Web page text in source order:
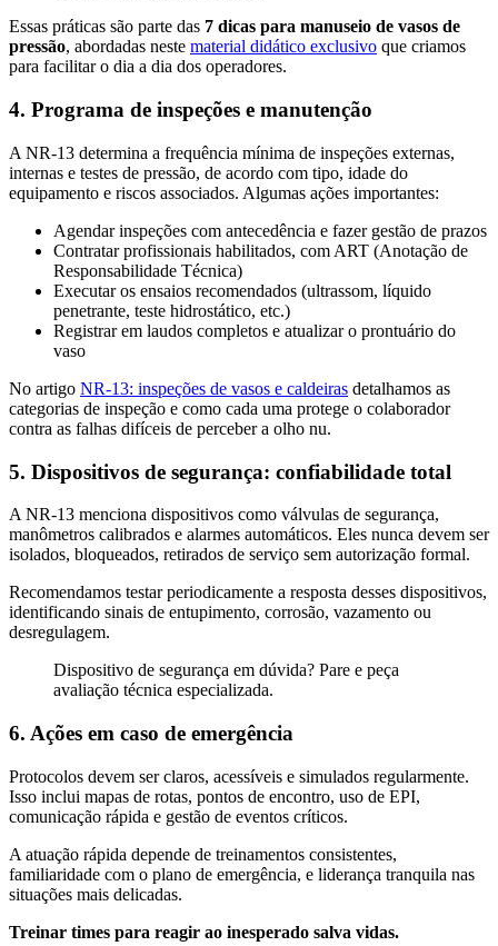
Essas práticas são parte das 7 dicas para manuseio de vasos de
pressão, abordadas neste material didático exclusivo que criamos
para facilitar o dia a dia dos operadores.
4. Programa de inspeções e manutenção
A NR-13 determina a frequência mínima de inspeções externas,
internas e testes de pressão, de acordo com tipo, idade do
equipamento e riscos associados. Algumas ações importantes:
Agendar inspeções com antecedência e fazer gestão de prazos
Contratar profissionais habilitados, com ART (Anotação de
Responsabilidade Técnica)
Executar os ensaios recomendados (ultrassom, líquido
penetrante, teste hidrostático, etc.)
Registrar em laudos completos e atualizar o prontuário do
vaso
No artigo NR-13: inspeções de vasos e caldeiras detalhamos as
categorias de inspeção e como cada uma protege o colaborador
contra as falhas difíceis de perceber a olho nu.
5. Dispositivos de segurança: confiabilidade total
A NR-13 menciona dispositivos como válvulas de segurança,
manômetros calibrados e alarmes automáticos. Eles nunca devem ser
isolados, bloqueados, retirados de serviço sem autorização formal.
Recomendamos testar periodicamente a resposta desses dispositivos,
identificando sinais de entupimento, corrosão, vazamento ou
desregulagem.
Dispositivo de segurança em dúvida? Pare e peça
avaliação técnica especializada.
6. Ações em caso de emergência
Protocolos devem ser claros, acessíveis e simulados regularmente.
Isso inclui mapas de rotas, pontos de encontro, uso de EPI,
comunicação rápida e gestão de eventos críticos.
A atuação rápida depende de treinamentos consistentes,
familiaridade com o plano de emergência, e liderança tranquila nas
situações mais delicadas.
Treinar times para reagir ao inesperado salva vidas.